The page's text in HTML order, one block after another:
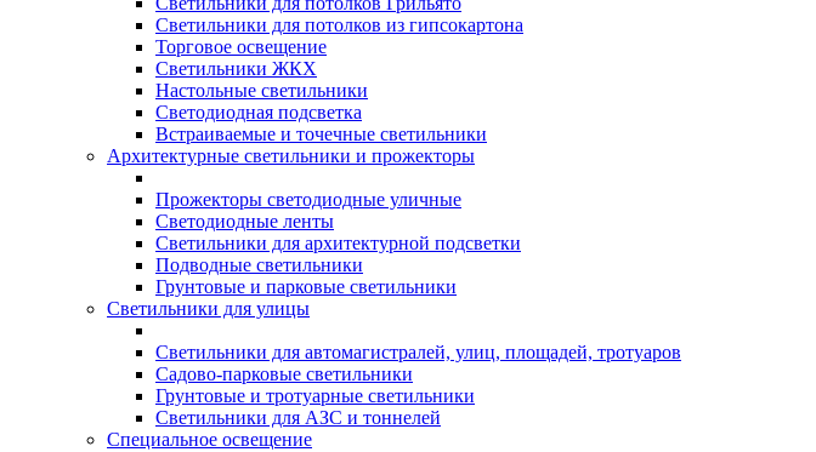
Светильники для потолков из гипсокартона
Торговое освещение
Светильники ЖКХ
Настольные светильники
Светодиодная подсветка
Встраиваемые и точечные светильники
Архитектурные светильники и прожекторы
Прожекторы светодиодные уличные
Светодиодные ленты
Светильники для архитектурной подсветки
Подводные светильники
Грунтовые и парковые светильники
Светильники для улицы
Светильники для автомагистралей, улиц, площадей, тротуаров
Садово-парковые светильники
Грунтовые и тротуарные светильники
Светильники для АЗС и тоннелей
Специальное освещение